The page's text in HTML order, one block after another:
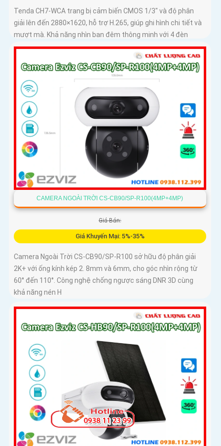
Tenda CH7-WCA trang bị cảm biến CMOS 1/3" và độ phân
giải lên đến 2880×1620, hỗ trợ H.265, giúp ghi hình chi tiết và
mượt mà. Khả năng nhìn ban đêm thông minh với 4 đèn
hồng...
CAMERA NGOÀI TRỜI CS-CB90/SP-R100(4MP+4MP)
Giá Bán:
Giá Khuyến Mại: 5%-35%
Camera Ngoài Trời CS-CB90/SP-R100 sở hữu độ phân giải
2K+ với ống kính kép 2. 8mm và 6mm, cho góc nhìn rộng từ
60° đến 110°. Công nghệ chống ngược sáng DNR 3D cùng
khả năng nén H